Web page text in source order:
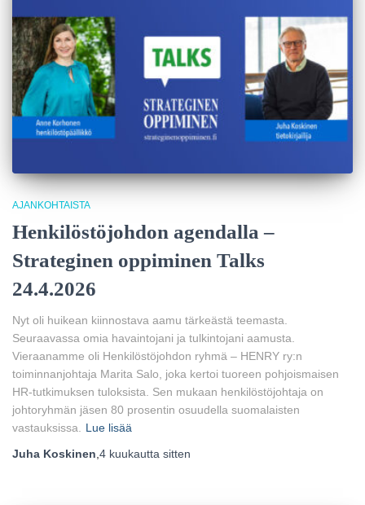
AJANKOHTAISTA
Henkilöstöjohdon agendalla –
Strateginen oppiminen Talks
24.4.2026
Nyt oli huikean kiinnostava aamu tärkeästä teemasta.
Seuraavassa omia havaintojani ja tulkintojani aamusta.
Vieraanamme oli Henkilöstöjohdon ryhmä – HENRY ry:n
toiminnanjohtaja Marita Salo, joka kertoi tuoreen pohjoismaisen
HR-tutkimuksen tuloksista. Sen mukaan henkilöstöjohtaja on
johtoryhmän jäsen 80 prosentin osuudella suomalaisten
vastauksissa. Lue lisää
Juha Koskinen,4 kuukautta sitten